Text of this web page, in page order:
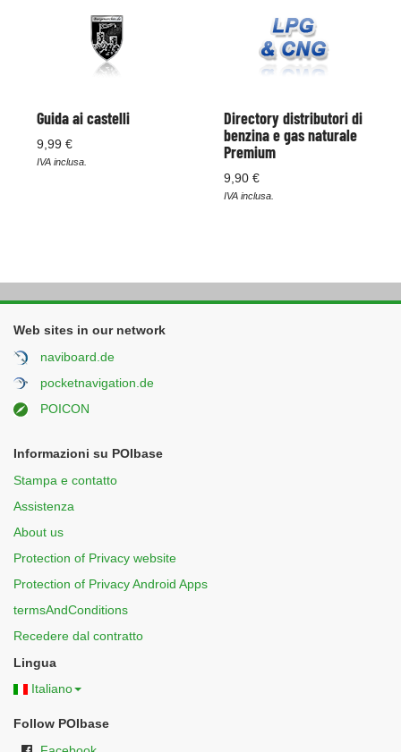
Guida ai castelli
9,99 €
IVA inclusa.
Directory distributori di
benzina e gas naturale
Premium
9,90 €
IVA inclusa.
Web sites in our network
naviboard.de
pocketnavigation.de
POICON
Informazioni su POIbase
Stampa e contatto
Assistenza
About us
Protection of Privacy website
Protection of Privacy Android Apps
termsAndConditions
Recedere dal contratto
Lingua
Italiano
Follow POIbase